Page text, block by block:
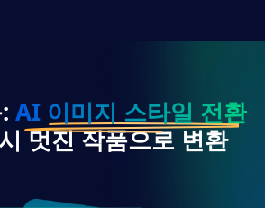
AI 이미지 스타일 전환
멋진 작품으로 변환